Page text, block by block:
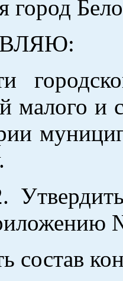
город
малого и
состав